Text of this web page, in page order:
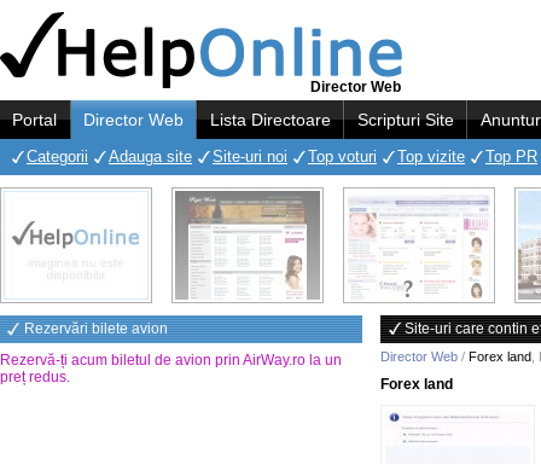
Director Web
Portal Director Web Lista Directoare Scripturi Site
Categorii Adauga site Site-uri noi Top voturi Top vizite Top PR
Rezervări bilete avion
Rezervă-ți acum biletul de avion prin AirWay.ro la un
preț redus.
Site-uri care contin
Director Web / Forex land
Forex land